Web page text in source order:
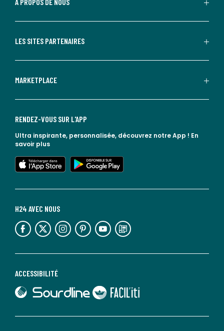
LES SITES PARTENAIRES
MARKETPLACE
ACCESSIBILITÉ
lien vers Sourdline
lien vers Faciliti
H24 AVEC NOUS
lien vers l'espace réseaux sociaux lien vers l'espace réseaux sociaux lien vers l'espace réseaux sociaux lien vers l'espace réseaux sociaux lien vers l'espace réseaux sociaux lien vers le blog la redoute
RENDEZ-VOUS SUR L'APP
Ultra inspirante, personnalisée, découvrez notre App ! En
savoir plus
lien vers l'app store
lien vers google play